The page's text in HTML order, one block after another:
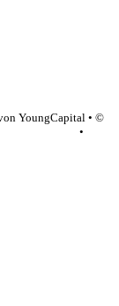
YoungCapital • ©
•